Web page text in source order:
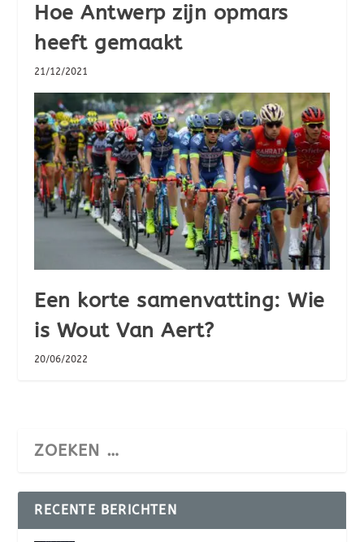
Hoe Antwerp zijn opmars
heeft gemaakt
21/12/2021
Een korte samenvatting: Wie
is Wout Van Aert?
20/06/2022
RECENTE BERICHTEN